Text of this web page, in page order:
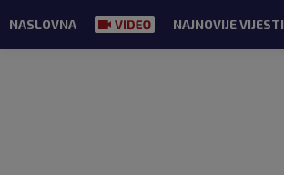
NASLOVNA NAJNOVIJE VIJESTI